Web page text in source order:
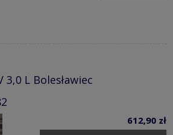
3,0 L Bolesławiec
612,90 zł